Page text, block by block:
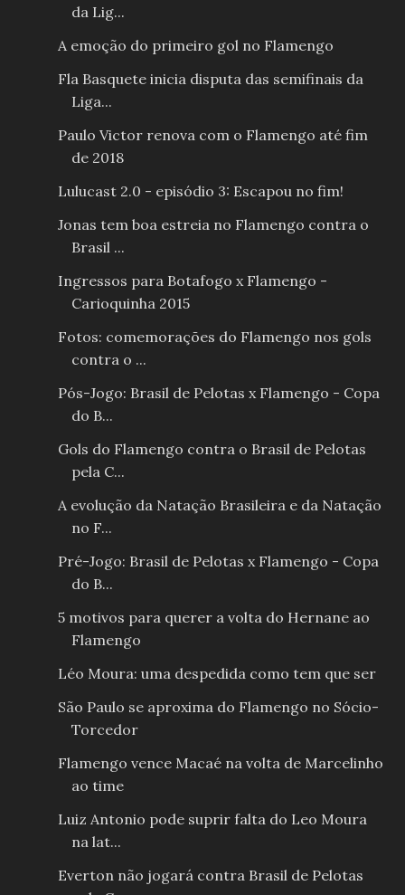
da Lig...
A emoção do primeiro gol no Flamengo
Fla Basquete inicia disputa das semifinais da
Liga...
Paulo Victor renova com o Flamengo até fim
de 2018
Lulucast 2.0 - episódio 3: Escapou no fim!
Jonas tem boa estreia no Flamengo contra o
Brasil ...
Ingressos para Botafogo x Flamengo -
Carioquinha 2015
Fotos: comemorações do Flamengo nos gols
contra o ...
Pós-Jogo: Brasil de Pelotas x Flamengo - Copa
do B...
Gols do Flamengo contra o Brasil de Pelotas
pela C...
A evolução da Natação Brasileira e da Natação
no F...
Pré-Jogo: Brasil de Pelotas x Flamengo - Copa
do B...
5 motivos para querer a volta do Hernane ao
Flamengo
Léo Moura: uma despedida como tem que ser
São Paulo se aproxima do Flamengo no Sócio-
Torcedor
Flamengo vence Macaé na volta de Marcelinho
ao time
Luiz Antonio pode suprir falta do Leo Moura
na lat...
Everton não jogará contra Brasil de Pelotas